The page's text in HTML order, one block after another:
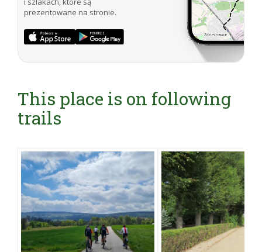
prezentowane na stronie.
This place is on following
trails